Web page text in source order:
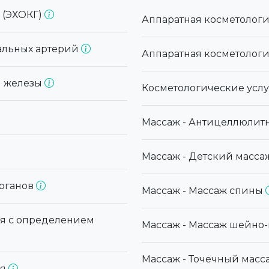
артерий
железы
с определением
Аппаратная
Аппаратная
Косметологические
Массаж -
Массаж - Детский
Массаж - Массаж спины
Массаж - Массаж
Массаж - Точечный